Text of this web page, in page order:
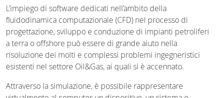
L’impiego di software dedicati nell’ambito della
fluidodinamica computazionale (CFD) nel processo di
progettazione, sviluppo e conduzione di impianti petroliferi
a terra o offshore può essere di grande aiuto nella
risoluzione dei molti e complessi problemi ingegneristici
esistenti nel settore Oil&Gas, ai quali si è accennato.
Attraverso la simulazione, è possibile rappresentare